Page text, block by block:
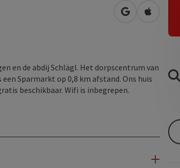
Openen inOpenen
en de abdij Schlägl. Het dorpscentrum van
Sparmarkt op 0,8 km afstand. Ons huis
beschikbaar. Wifi is inbegrepen.